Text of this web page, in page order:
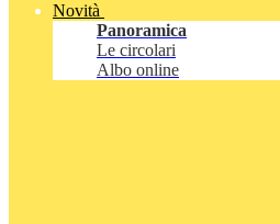
Novità
Panoramica
Le circolari
Albo online